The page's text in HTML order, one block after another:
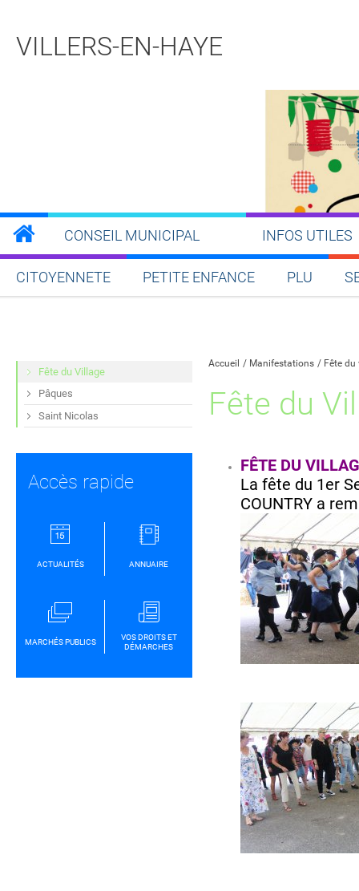
VILLERS-EN-HAYE
CONSEIL MUNICIPAL INFOS UTILES
CITOYENNETE PETITE ENFANCE PLU
Accueil Manifestations Fête
Fête du
FÊTE DU
La fête du 1er
COUNTRY a
Fête du Village
Pâques
Saint Nicolas
Accès rapide
ACTUALITÉS ANNUAIRE
MARCHÉS PUBLICS
VOS DROITS ET
DÉMARCHES